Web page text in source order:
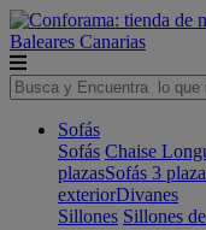
Baleares Canarias
Sofás
Sofás Chaise
plazasSofás 3
exteriorDivanes
Sillones Sillones